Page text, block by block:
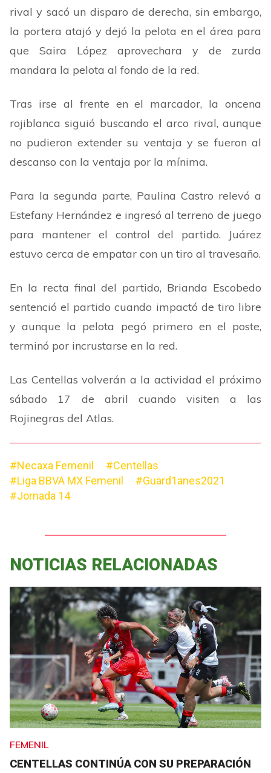
rival y sacó un disparo de derecha, sin embargo,
la portera atajó y dejó la pelota en el área para
que Saira López aprovechara y de zurda
mandara la pelota al fondo de la red.
Tras irse al frente en el marcador, la oncena
rojiblanca siguió buscando el arco rival, aunque
no pudieron extender su ventaja y se fueron al
descanso con la ventaja por la mínima.
Para la segunda parte, Paulina Castro relevó a
Estefany Hernández e ingresó al terreno de juego
para mantener el control del partido. Juárez
estuvo cerca de empatar con un tiro al travesaño.
En la recta final del partido, Brianda Escobedo
sentenció el partido cuando impactó de tiro libre
y aunque la pelota pegó primero en el poste,
terminó por incrustarse en la red.
Las Centellas volverán a la actividad el próximo
sábado 17 de abril cuando visiten a las
Rojinegras del Atlas.
#Necaxa Femenil
#Centellas
#Liga BBVA MX Femenil
#Guard1anes2021
#Jornada 14
NOTICIAS RELACIONADAS
FEMENIL
CENTELLAS CONTINÚA CON SU PREPARACIÓN